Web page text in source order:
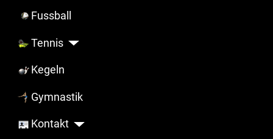
Fussball
Tennis
Kegeln
Gymnastik
Kontakt